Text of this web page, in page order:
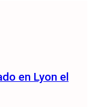
en Lyon el